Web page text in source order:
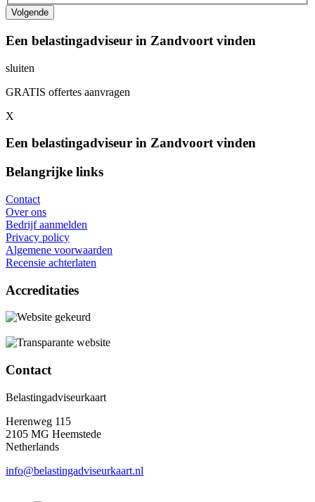
Een belastingadviseur in Zandvoort vinden
sluiten
GRATIS offertes aanvragen
X
Een belastingadviseur in Zandvoort vinden
Belangrijke links
Contact
Over ons
Bedrijf aanmelden
Privacy policy
Algemene voorwaarden
Recensie achterlaten
Accreditaties
Contact
Belastingadviseurkaart
Herenweg 115
2105 MG Heemstede
Netherlands
info@belastingadviseurkaart.nl